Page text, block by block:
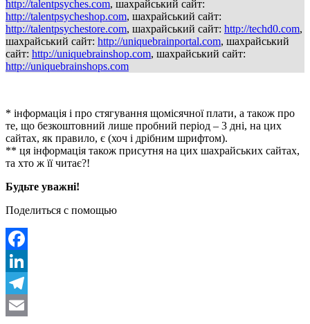
http://talentpsyches.com, шахрайський сайт:
http://talentpsycheshop.com, шахрайський сайт:
http://talentpsychestore.com, шахрайський сайт: http://techd0.com,
шахрайський сайт: http://uniquebrainportal.com, шахрайський
сайт: http://uniquebrainshop.com, шахрайський сайт:
http://uniquebrainshops.com
* інформація і про стягування щомісячної плати, а також про
те, що безкоштовний лише пробний період – 3 дні, на цих
сайтах, як правило, є (хоч і дрібним шрифтом).
** ця інформація також присутня на цих шахрайських сайтах,
та хто ж її читає?!
Будьте уважні!
Поделиться с помощью
Facebook
LinkedIn
Telegram